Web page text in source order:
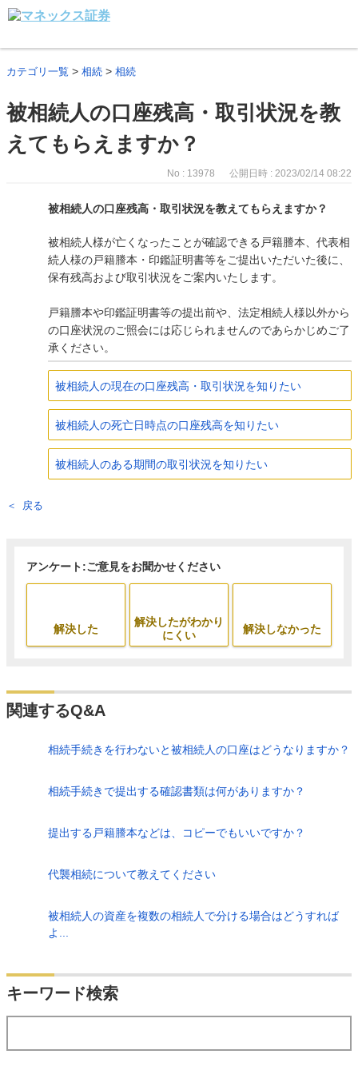
カテゴリ一覧 > 相続 > 相続
被相続人の口座残高・取引状況を教
えてもらえますか？
No : 13978 公開日時 : 2023/02/14 08:22
被相続人の口座残高・取引状況を教えてもらえますか？
被相続人様が亡くなったことが確認できる戸籍謄本、代表相
続人様の戸籍謄本・印鑑証明書等をご提出いただいた後に、
保有残高および取引状況をご案内いたします。
戸籍謄本や印鑑証明書等の提出前や、法定相続人様以外から
の口座状況のご照会には応じられませんのであらかじめご了
承ください。
被相続人の現在の口座残高・取引状況を知りたい
被相続人の死亡日時点の口座残高を知りたい
被相続人のある期間の取引状況を知りたい
戻る
アンケート:ご意見をお聞かせください
解決した
解決したがわかり
にくい
解決しなかった
関連するQ&A
相続手続きを行わないと被相続人の口座はどうなりますか？
相続手続きで提出する確認書類は何がありますか？
提出する戸籍謄本などは、コピーでもいいですか？
代襲相続について教えてください
被相続人の資産を複数の相続人で分ける場合はどうすれば
よ...
キーワード検索